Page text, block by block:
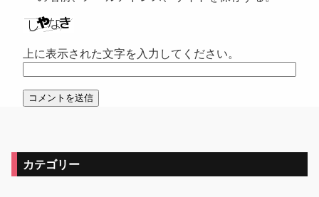
上に表示された文字を入力してください。
カテゴリー